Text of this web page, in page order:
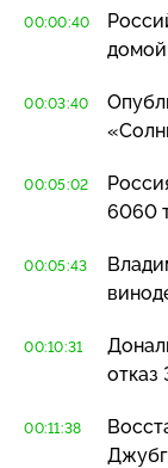
00:00:40
домой
00:03:40
00:05:02
6060
00:05:43
00:10:31
отказ
00:11:38